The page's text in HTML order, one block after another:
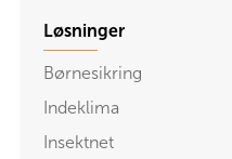
Løsninger
Børnesikring
Indeklima
Insektnet